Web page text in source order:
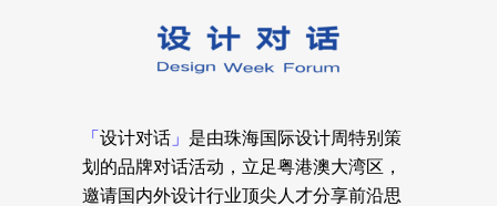
「设计对话 」 是由珠海国际设计周特别策
划的品牌对话活动，立足粤港澳大湾区，
邀请国内外设计行业顶尖人才分享前沿思